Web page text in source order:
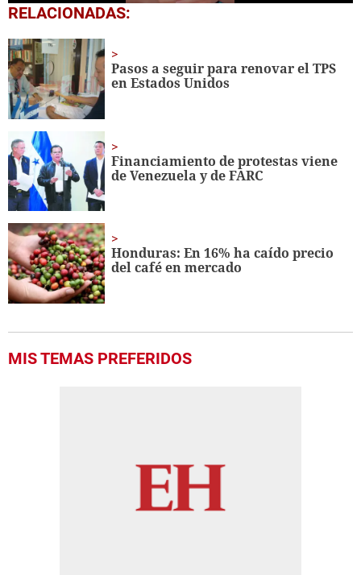
0
seconds
1
minute,
44
seconds
RELACIONADAS:
Pasos a seguir para renovar el TPS
en Estados Unidos
Financiamiento de protestas viene
de Venezuela y de FARC
Honduras: En 16% ha caído precio
del café en mercado
MIS TEMAS PREFERIDOS